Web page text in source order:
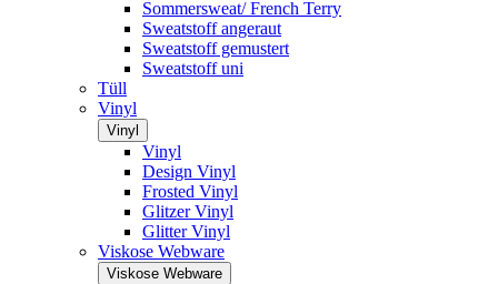
Sommersweat/ French Terry
Sweatstoff angeraut
Sweatstoff gemustert
Sweatstoff uni
Tüll
Vinyl
Vinyl
Vinyl
Design Vinyl
Frosted Vinyl
Glitzer Vinyl
Glitter Vinyl
Viskose Webware
Viskose Webware